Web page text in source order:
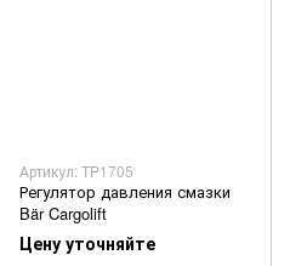
Артикул: TP1705
Регулятор давления смазки
Bär Cargolift
Цену уточняйте